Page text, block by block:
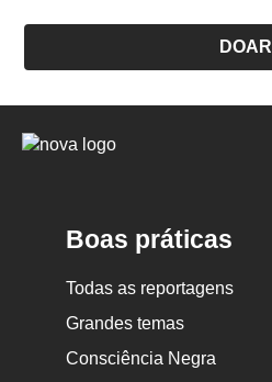
DOAR
Logo
Boas práticas
Todas as reportagens
Grandes temas
Consciência Negra